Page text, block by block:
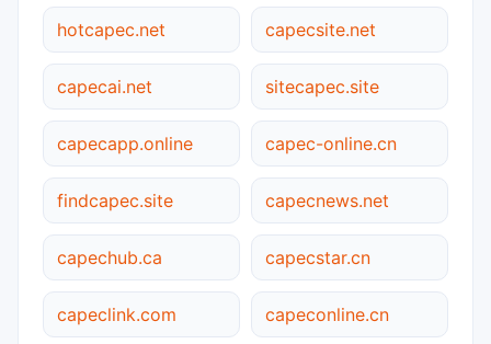
hotcapec.net capecsite.net
capecai.net sitecapec.site
capecapp.online capec-online.cn
findcapec.site capecnews.net
capechub.ca capecstar.cn
capeclink.com capeconline.cn